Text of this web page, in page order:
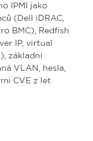
IPMI jako
(Dell iDRAC,
BMC), Redfish
IP, virtual
základní
VLAN, hesla,
CVE z let